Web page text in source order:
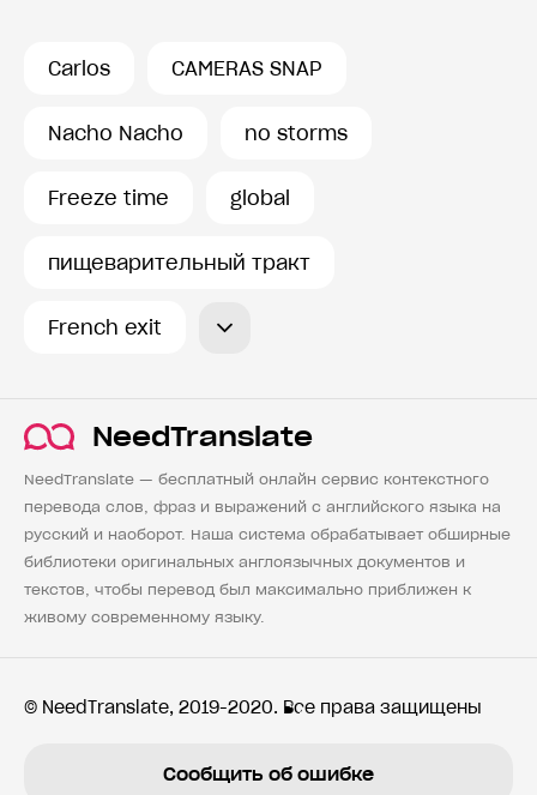
Carlos CAMERAS SNAP
Nacho Nacho no storms
Freeze time global
пищеварительный тракт
French exit
NeedTranslate
NeedTranslate — бесплатный онлайн сервис контекстного
перевода слов, фраз и выражений с английского языка на
русский и наоборот. Наша система обрабатывает обширные
библиотеки оригинальных англоязычных документов и
текстов, чтобы перевод был максимально приближен к
живому современному языку.
© NeedTranslate, 2019-2020. Все права защищены
Сообщить об ошибке